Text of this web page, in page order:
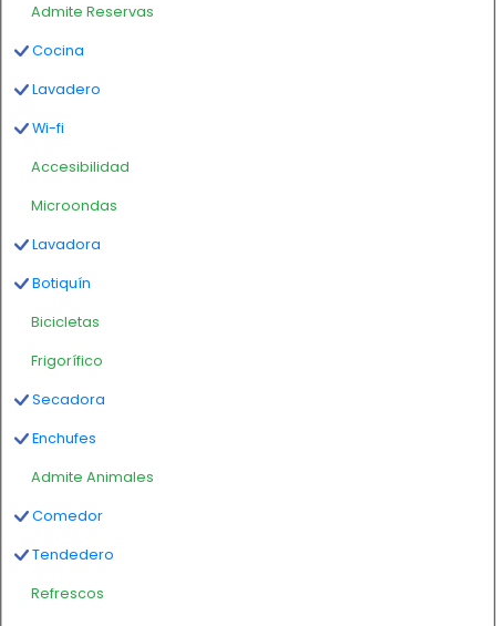
Admite Reservas
Cocina
Lavadero
Wi-fi
Accesibilidad
Microondas
Lavadora
Botiquín
Bicicletas
Frigorífico
Secadora
Enchufes
Admite Animales
Comedor
Tendedero
Refrescos